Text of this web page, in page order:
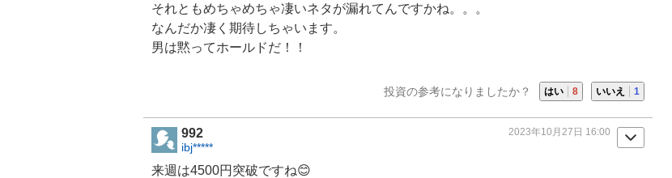
それともめちゃめちゃ凄いネタが漏れてんですかね。。。
なんだか凄く期待しちゃいます。
男は黙ってホールドだ！！
投資の参考になりましたか？ はい 8 いいえ 1
992
ibj*****
2023年10月27日 16:00
来週は4500円突破ですね😊